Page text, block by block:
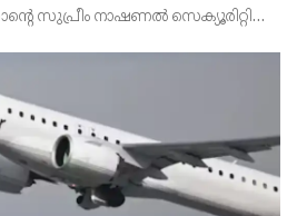
സുപ്രീം നാഷണല്‍ സെക്യൂരിറ്റി